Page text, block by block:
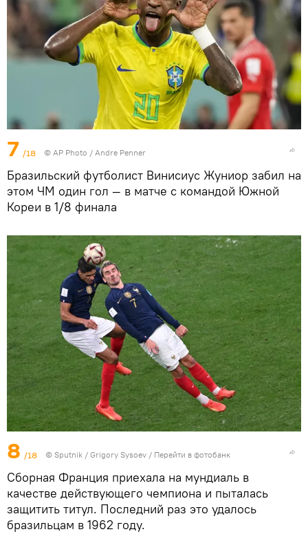
7 /18 © AP Photo / Andre Penner
Бразильский футболист Винисиус Жуниор забил на
этом ЧМ один гол — в матче с командой Южной
Кореи в 1/8 финала
8 /18 © Sputnik / Grigory Sysoev / Перейти в фотобанк
Сборная Франция приехала на мундиаль в
качестве действующего чемпиона и пыталась
защитить титул. Последний раз это удалось
бразильцам в 1962 году.